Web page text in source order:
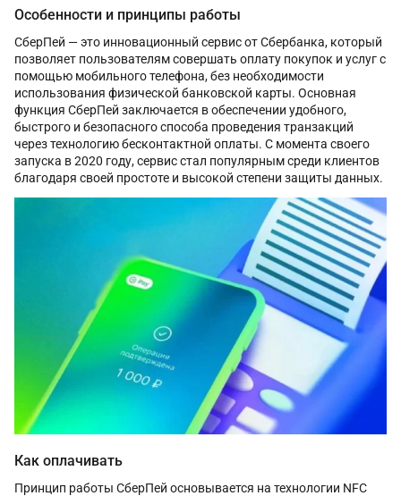
Особенности и принципы работы
СберПей — это инновационный сервис от Сбербанка, который
позволяет пользователям совершать оплату покупок и услуг с
помощью мобильного телефона, без необходимости
использования физической банковской карты. Основная
функция СберПей заключается в обеспечении удобного,
быстрого и безопасного способа проведения транзакций
через технологию бесконтактной оплаты. С момента своего
запуска в 2020 году, сервис стал популярным среди клиентов
благодаря своей простоте и высокой степени защиты данных.
Как оплачивать
Принцип работы СберПей основывается на технологии NFC